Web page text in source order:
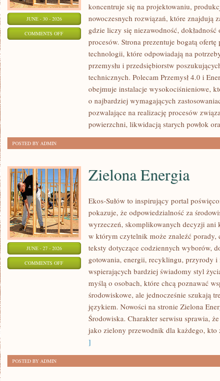
JUNE - 30 - 2026
COMMENTS OFFON
koncentruje się na projektowaniu,
nowoczesnych rozwiązań, które znajdują
gdzie liczy się niezawodność,
procesów. Strona prezentuje bogatą ofertę
technologii, które odpowiadają na
przemysłu i przedsiębiorstw
technicznych. Polecam Przemysł 4.0 i
obejmuje instalacje wysokociśnieniowe,
o najbardziej wymagających
pozwalające na realizację procesów
powierzchni, likwidacją starych powłok
POSTED BY ADMIN
JUNE - 27 - 2026
COMMENTS OFFON
Zielona Energia
Ekos-Sułów to inspirujący portal
pokazuje, że odpowiedzialność za
wyrzeczeń, skomplikowanych decyzji ani
w którym czytelnik może znaleźć porady,
teksty dotyczące codziennych wyborów,
gotowania, energii, recyklingu, przyrody i
wspierających bardziej świadomy styl
myślą o osobach, które chcą poznawać
środowiskowe, ale jednocześnie szukają
językiem. Nowości na stronie Zielona
Środowiska. Charakter serwisu sprawia,
jako zielony przewodnik dla każdego, kto
]
POSTED BY ADMIN